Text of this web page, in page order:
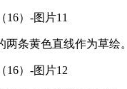
两条黄色直线作为草绘。